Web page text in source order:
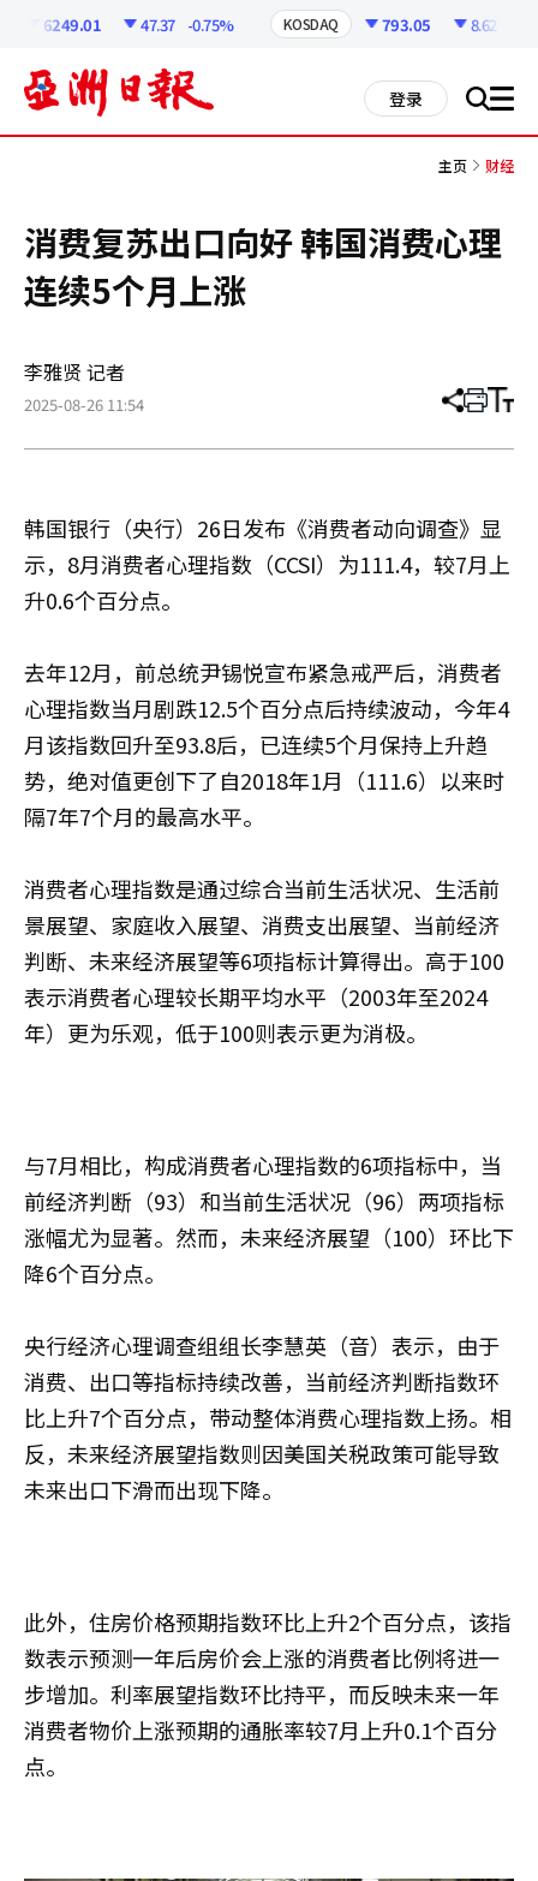
6249.01 47.37 -0.75% KOSDAQ 793.05 8.62
登录 搜 all
主页 财经
消费复苏出口向好 韩国消费心理
连续5个月上涨
李雅贤 记者
2025-08-26 11:54 分
章
打 调
小
韩国银行（央行）26日发布《消费者动向调查》显
示，8月消费者心理指数（CCSI）为111.4，较7月上
升0.6个百分点。
去年12月，前总统尹锡悦宣布紧急戒严后，消费者
心理指数当月剧跌12.5个百分点后持续波动，今年4
月该指数回升至93.8后，已连续5个月保持上升趋
势，绝对值更创下了自2018年1月（111.6）以来时
隔7年7个月的最高水平。
消费者心理指数是通过综合当前生活状况、生活前
景展望、家庭收入展望、消费支出展望、当前经济
判断、未来经济展望等6项指标计算得出。高于100
表示消费者心理较长期平均水平（2003年至2024
年）更为乐观，低于100则表示更为消极。
与7月相比，构成消费者心理指数的6项指标中，当
前经济判断（93）和当前生活状况（96）两项指标
涨幅尤为显著。然而，未来经济展望（100）环比下
降6个百分点。
央行经济心理调查组组长李慧英（音）表示，由于
消费、出口等指标持续改善，当前经济判断指数环
比上升7个百分点，带动整体消费心理指数上扬。相
反，未来经济展望指数则因美国关税政策可能导致
未来出口下滑而出现下降。
此外，住房价格预期指数环比上升2个百分点，该指
数表示预测一年后房价会上涨的消费者比例将进一
步增加。利率展望指数环比持平，而反映未来一年
消费者物价上涨预期的通胀率较7月上升0.1个百分
点。